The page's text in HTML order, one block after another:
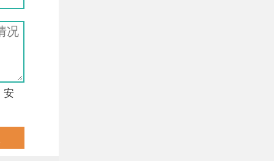
安